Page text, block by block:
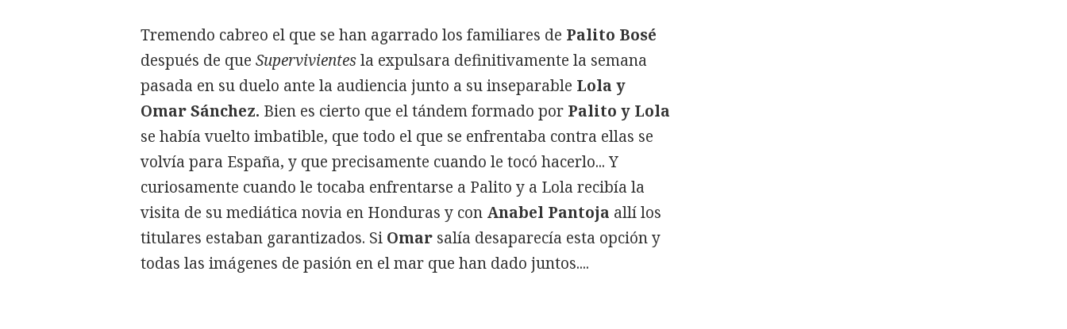
Tremendo cabreo el que se han agarrado los familiares de Palito Bosé
después de que Supervivientesla expulsara definitivamente la semana
pasada en su duelo ante la audiencia junto a su inseparable Lola y
Omar Sánchez. Bien es cierto que el tándem formado por Palito y Lola
se había vuelto imbatible, que todo el que se enfrentaba contra ellas se
volvía para España, y que precisamente cuando le tocó hacerlo... Y
curiosamente cuando le tocaba enfrentarse a Palito y a Lola recibía la
visita de su mediática novia en Honduras y con Anabel Pantoja allí los
titulares estaban garantizados. Si Omar salía desaparecía esta opción y
todas las imágenes de pasión en el mar que han dado juntos....